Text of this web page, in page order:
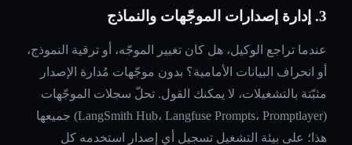
3. إدارة إصدارات الموجّهات والنماذج
عندما تراجع الوكيل، هل كان تغيير الموجّه، أو ترقية النموذج،
أو انحراف البيانات الأمامية؟ بدون موجّهات مُدارة الإصدار
مثبّتة بالتشغيلات، لا يمكنك القول. تحلّ سجلات الموجّهات
(LangSmith Hub، Langfuse Prompts، Promptlayer) جميعها
هذا؛ على بيئة التشغيل تسجيل أي إصدار استخدمه كل